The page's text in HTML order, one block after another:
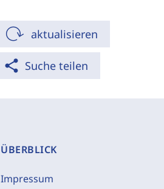
aktualisieren
share Suche teilen
ÜBERBLICK
Impressum